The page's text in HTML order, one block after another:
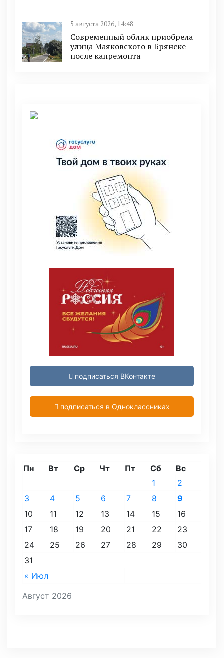
5 августа 2026, 14:48
Современный облик приобрела
улица Маяковского в Брянске
после капремонта
подписаться ВКонтакте
подписаться в Одноклассниках
Август 2026
Пн Вт Ср Чт Пт Сб Вс
« Июл
1
2
3
4 5 6 7 8
9
10
11 12 13 14 15
16
17
18 19 20 21 22
23
24
25 26 27 28 29
30
31